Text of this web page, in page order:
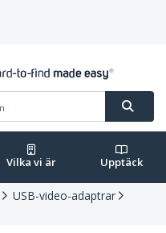
Vilka vi är Upptäck
USB-video-adaptrar